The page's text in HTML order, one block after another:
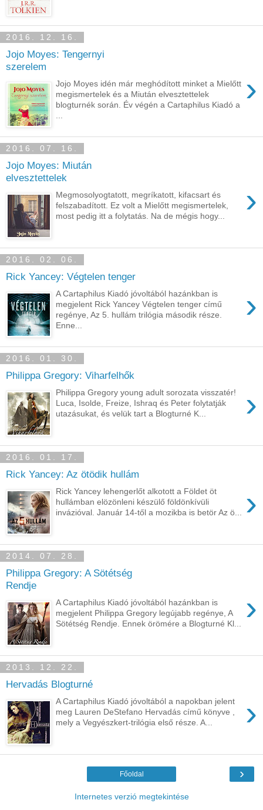
2016. 12. 16.
Jojo Moyes: Tengernyi
szerelem
›
Jojo Moyes idén már meghódított minket a Mielőtt
megismertelek és a Miután elvesztettelek
blogturnék során. Év végén a Cartaphilus Kiadó a
2016. 07. 16.
Jojo Moyes: Miután
elvesztettelek
›
Megmosolyogtatott, megríkatott, kifacsart és
felszabadított. Ez volt a Mielőtt megismertelek,
most pedig itt a folytatás. Na de mégis hogy...
2016. 02. 06.
Rick Yancey: Végtelen tenger
›
A Cartaphilus Kiadó jóvoltából hazánkban is
megjelent Rick Yancey Végtelen tenger című
regénye, Az 5. hullám trilógia második része.
Enne...
2016. 01. 30.
Philippa Gregory: Viharfelhők
›
Philippa Gregory young adult sorozata visszatér!
Luca, Isolde, Freize, Ishraq és Peter folytatják
utazásukat, és velük tart a Blogturné K...
2016. 01. 17.
Rick Yancey: Az ötödik hullám
›
Rick Yancey lehengerlőt alkotott a Földet öt
hullámban elözönleni készülő földönkívüli
invázióval. Január 14-től a mozikba is betör Az ö...
2014. 07. 28.
Philippa Gregory: A Sötétség
Rendje
›
A Cartaphilus Kiadó jóvoltából hazánkban is
megjelent Philippa Gregory legújabb regénye, A
Sötétség Rendje. Ennek örömére a Blogturné Kl...
2013. 12. 22.
Hervadás Blogturné
›
A Cartaphilus Kiadó jóvoltából a napokban jelent
meg Lauren DeStefano Hervadás című könyve ,
mely a Vegyészkert-trilógia első része. A...
›
Főoldal
Internetes verzió megtekintése